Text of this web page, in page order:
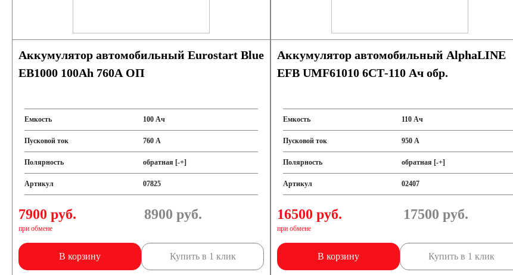
Аккумулятор автомобильный Eurostart Blue
EB1000 100Ah 760A ОП
Емкость 100 Ач
Пусковой ток 760 А
Полярность обратная [-+]
Артикул 07825
7900 руб.
при обмене
8900 руб.
В корзину Купить в 1 клик
Аккумулятор автомобильный AlphaLINE
EFB UMF61010 6СТ-110 Ач обр.
Емкость 110 Ач
Пусковой ток 950 А
Полярность обратная [-+]
Артикул 02407
16500 руб.
при обмене
17500 руб.
В корзину Купить в 1 клик